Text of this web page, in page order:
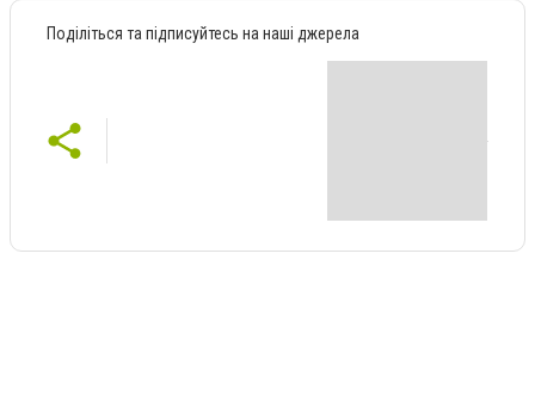
Поділіться та підписуйтесь на наші джерела